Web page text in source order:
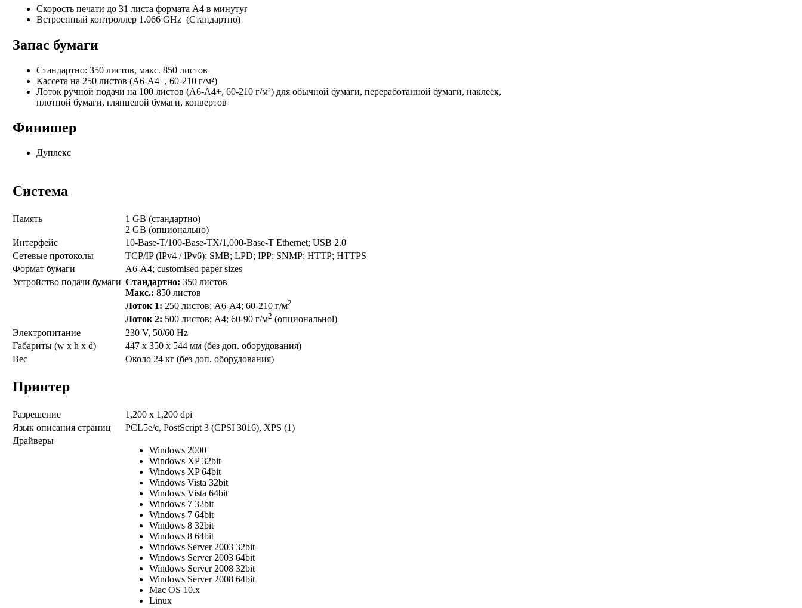
Скорость печати до 31 листа формата А4 в минутуr
Встроенный контроллер 1.066 GHz (Стандартно)
Запас бумаги
Стандартно: 350 листов, макс. 850 листов
Кассета на 250 листов (A6-A4+, 60-210 г/м²)
Лоток ручной подачи на 100 листов (A6-A4+, 60-210 г/м²) для обычной бумаги, переработанной бумаги, наклеек,
плотной бумаги, глянцевой бумаги, конвертов
Финишер
Дуплекс
Система
Память
1 GB (стандартно)
2 GB (опционально)
Интерфейс
10-Base-T/100-Base-TX/1,000-Base-T Ethernet; USB 2.0
Сетевые протоколы
TCP/IP (IPv4 / IPv6); SMB; LPD; IPP; SNMP; HTTP; HTTPS
Формат бумаги
A6-A4; customised paper sizes
Устройство подачи бумаги Стандартно: 350 листов
Макс.: 850 листов
Лоток 1: 250 листов; A6-A4; 60-210 г/м2
Лоток 2: 500 листов; A4; 60-90 г/м2 (опциональноl)
Электропитание
230 V, 50/60 Hz
Габариты (w x h x d)
447 x 350 x 544 мм (без доп. оборудования)
Вес
Около 24 кг (без доп. оборудования)
Принтер
Разрешение
1,200 x 1,200 dpi
Язык описания страниц
PCL5e/c, PostScript 3 (CPSI 3016), XPS (1)
Драйверы
Windows 2000
Windows XP 32bit
Windows XP 64bit
Windows Vista 32bit
Windows Vista 64bit
Windows 7 32bit
Windows 7 64bit
Windows 8 32bit
Windows 8 64bit
Windows Server 2003 32bit
Windows Server 2003 64bit
Windows Server 2008 32bit
Windows Server 2008 64bit
Mac OS 10.x
Linux